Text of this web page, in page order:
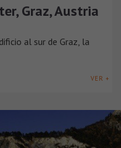
Graz, Austria
al sur de Graz, la
VER +